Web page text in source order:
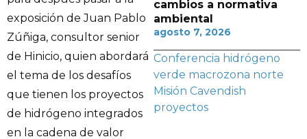
exposición de Juan Pablo
Zúñiga, consultor senior
de Hinicio, quien abordará
el tema de los desafíos
que tienen los proyectos
de hidrógeno integrados
en la cadena de valor
cambios a normativa
ambiental
agosto 7, 2026
Conferencia hidrógeno
verde macrozona norte
Misión Cavendish
proyectos